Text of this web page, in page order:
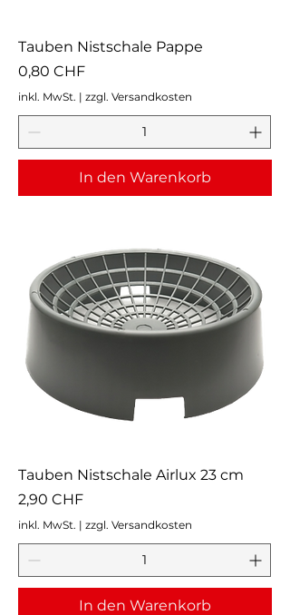
Tauben Nistschale Pappe
Preis
0,80 CHF
inkl. MwSt. | zzgl. Versandkosten
In den Warenkorb
Tauben Nistschale Airlux 23 cm
Preis
2,90 CHF
inkl. MwSt. | zzgl. Versandkosten
In den Warenkorb